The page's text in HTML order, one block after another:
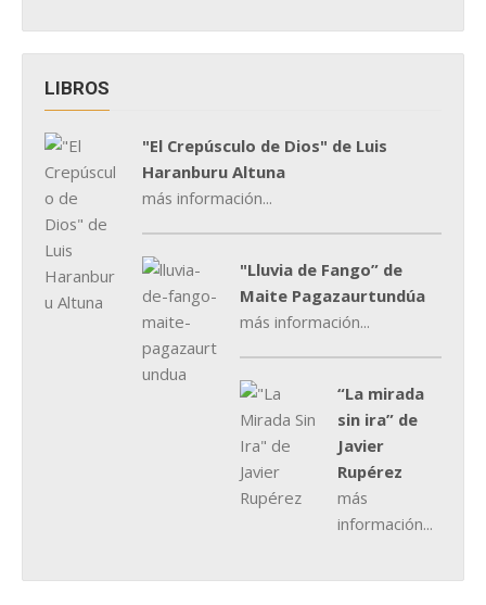
LIBROS
"El Crepúsculo de Dios" de Luis
Haranburu Altuna
más información...
"Lluvia de Fango” de
Maite Pagazaurtundúa
más información...
“La mirada
sin ira” de
Javier
Rupérez
más
información...